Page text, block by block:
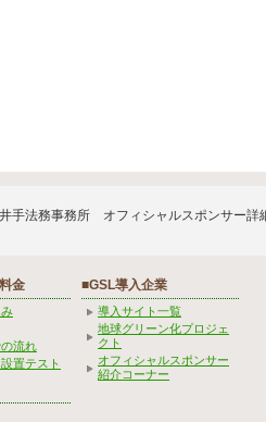
手法務事務所 オフィシャルスポンサー詳
金
流れ
置テスト
■GSL導入企業
導入サイト一覧
地球グリーン化プロジェ
クト
オフィシャルスポンサー
紹介コーナー